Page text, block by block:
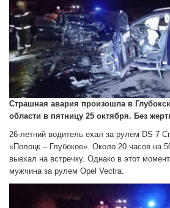
Страшная авария произошла в
области в пятницу 25 октября. Без
26-летний водитель ехал за рулем DS 7
«Полоцк – Глубокое». Около 20 часов на
выехал на встречку. Однако в этот
мужчина за рулем Opel Vectra.